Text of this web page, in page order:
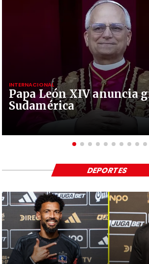
Papa León XIV anuncia
Sudamérica
INTERNACIONAL
DEPORTES